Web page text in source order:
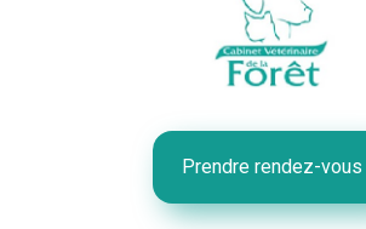
Prendre rendez-vous